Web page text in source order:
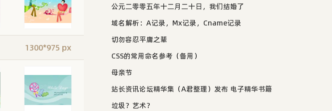
1300*975 px
公元二零零五年十二月二十日，我们结婚了
域名解析：A记录，Mx记录，Cname记录
切勿容忍平庸之辈
CSS的常用命名参考（备用）
母亲节
站长资讯论坛精华集（A君整理）发布 电子精华书籍
垃圾？艺术？